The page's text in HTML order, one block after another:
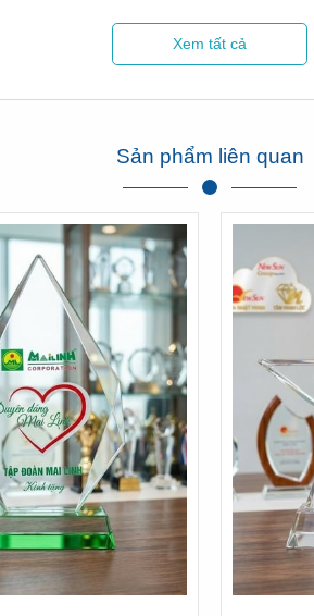
TOP Những Mẫu Kỷ Niệm Chương
Xem tất cả
Sản phẩm liên quan